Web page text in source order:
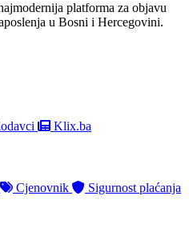
platforma za objavu
u Bosni i Hercegovini.
Klix.ba
Cjenovnik Sigurnost plaćanja